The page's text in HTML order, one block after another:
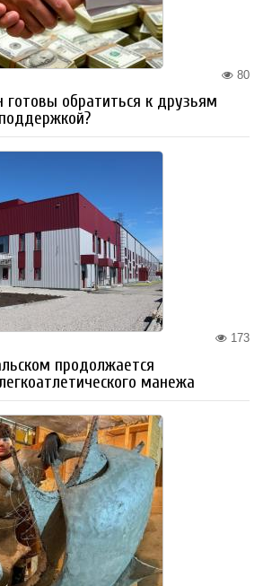
80
готовы обратиться к друзьям
173
продолжается
манежа